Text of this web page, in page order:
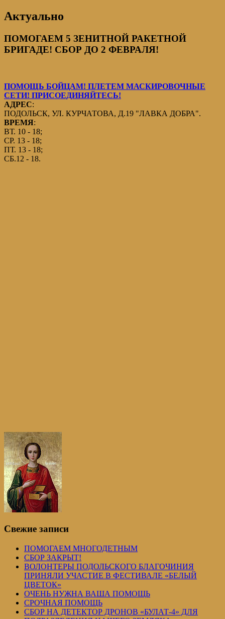
Актуально
ПОМОГАЕМ 5 ЗЕНИТНОЙ РАКЕТНОЙ
БРИГАДЕ! СБОР ДО 2 ФЕВРАЛЯ!
ПОМОЩЬ БОЙЦАМ! ПЛЕТЕМ МАСКИРОВОЧНЫЕ
СЕТИ! ПРИСОЕДИНЯЙТЕСЬ!
АДРЕС:
ПОДОЛЬСК, УЛ. КУРЧАТОВА, Д.19 "ЛАВКА ДОБРА".
ВРЕМЯ:
ВТ. 10 - 18;
СР. 13 - 18;
ПТ. 13 - 18;
СБ.12 - 18.
Свежие записи
ПОМОГАЕМ МНОГОДЕТНЫМ
СБОР ЗАКРЫТ!
ВОЛОНТЕРЫ ПОДОЛЬСКОГО БЛАГОЧИНИЯ
ПРИНЯЛИ УЧАСТИЕ В ФЕСТИВАЛЕ «БЕЛЫЙ
ЦВЕТОК»
ОЧЕНЬ НУЖНА ВАША ПОМОЩЬ
СРОЧНАЯ ПОМОЩЬ
СБОР НА ДЕТЕКТОР ДРОНОВ «БУЛАТ-4» ДЛЯ